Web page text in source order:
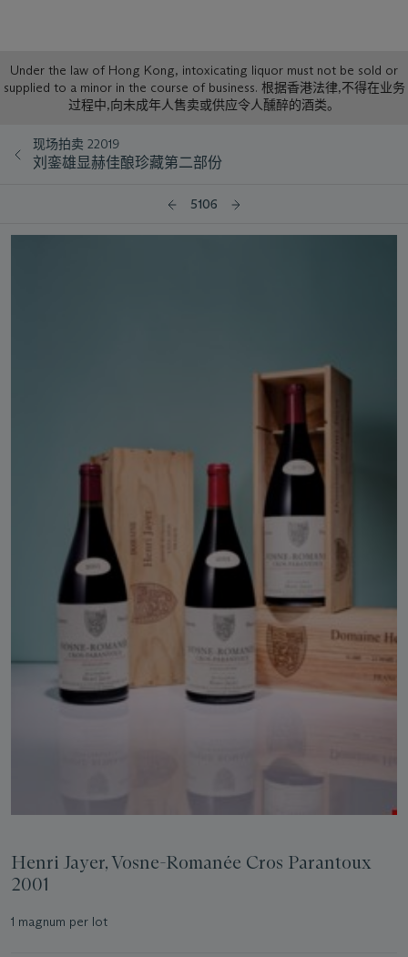
Sale
Notice
Under the law of Hong Kong, intoxicating liquor must not be sold or
supplied to a minor in the course of business. 根据香港法律,不得在业务
过程中,向未成年人售卖或供应令人醺醉的酒类。
现场拍卖 22019
刘銮雄显赫佳酿珍藏第二部份
5106
Henri Jayer, Vosne-Romanée Cros Parantoux
2001
1 magnum per lot